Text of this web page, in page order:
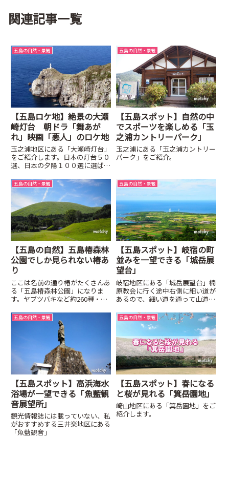
関連記事一覧
五島の自然・景観
【五島ロケ地】絶景の大瀬
崎灯台 朝ドラ「舞あが
れ」映画「悪人」のロケ地
玉之浦地区にある「大瀬崎灯台」
をご紹介します。日本の灯台５０
選、日本の夕陽１００選に選ばれ
本土で最後に夕陽が沈むところで
もあります。
五島の自然・景観
【五島スポット】自然の中
でスポーツを楽しめる「玉
之浦カントリーパーク」
玉之浦にある「玉之浦カントリー
パーク」をご紹介。
五島の自然・景観
【五島の自然】五島椿森林
公園でしか見られない椿あ
り
ここは名前の通り椿がたくさんあ
る「五島椿森林公園」になりま
す。ヤブツバキなど約260種・
す。
五島の自然・景観
【五島スポット】岐宿の町
並みを一望できる「城岳展
望台」
岐宿地区にある「城岳展望台」楠
原教会に行く途中右側に細い道が
あるので、細い道を通って山道を
五島の自然・景観
【五島スポット】高浜海水
浴場が一望できる「魚藍観
音展望所」
観光情報誌には載っていない、私
がおすすめする三井楽地区にある
「魚藍観音」
五島の自然・景観
【五島スポット】春になる
と桜が見れる「箕岳園地」
崎山地区にある「箕岳園地」をご
紹介します。